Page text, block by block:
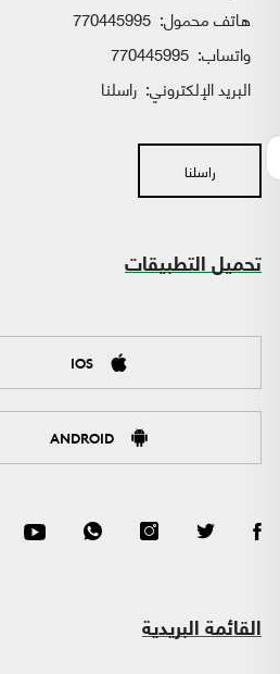
هاتف محمول: 770445995
واتساب:
البريد الإلكتروني: راسلنا
راسلنا
تحميل التطبيقات
IOS
ANDROID
القائمة البريدية